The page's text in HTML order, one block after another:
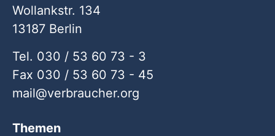
Wollankstr. 134
13187 Berlin
Tel. 030 / 53 60 73 - 3
Fax 030 / 53 60 73 - 45
mail
verbraucher org
Themen